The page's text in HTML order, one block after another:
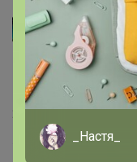
Аниона
Классическая
Качественный
20 сентября, 2025
_Настя_